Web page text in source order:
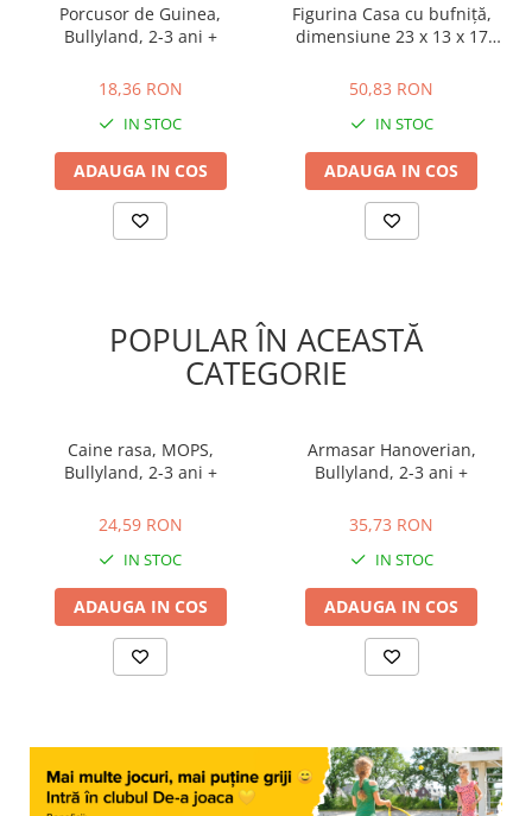
Porcusor de Guinea,
Bullyland, 2-3 ani +
18,36 RON
IN STOC
ADAUGA IN COS
Figurina Casa cu bufniță,
dimensiune 23 x 13 x 17
50,83 RON
IN STOC
ADAUGA IN COS
POPULAR ÎN ACEASTĂ
CATEGORIE
Caine rasa, MOPS,
Bullyland, 2-3 ani +
24,59 RON
IN STOC
ADAUGA IN COS
Armasar Hanoverian,
Bullyland, 2-3 ani +
35,73 RON
IN STOC
ADAUGA IN COS